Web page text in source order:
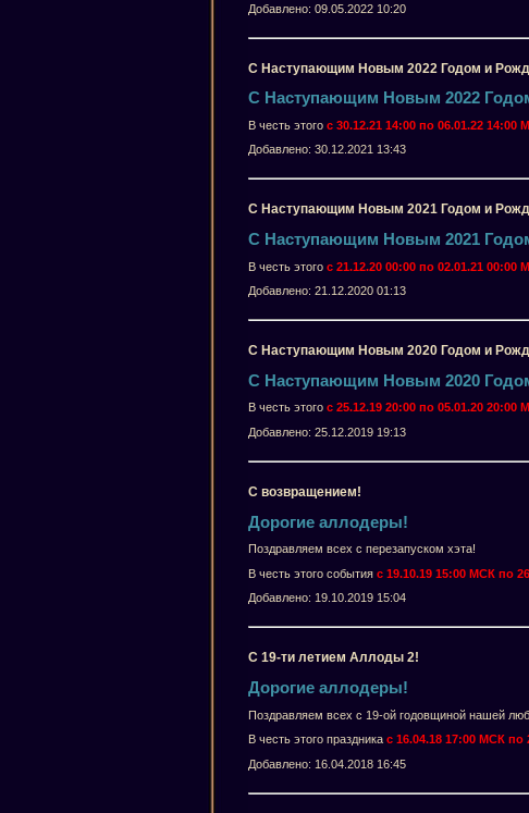
Добавлено: 09.05.2022 10:20
С Наступающим Новым 2022 Годом и
С Наступающим Новым 2022
В честь этого с 30.12.21 14:00 по 06.01.22 14:00
Добавлено: 30.12.2021 13:43
С Наступающим Новым 2021 Годом и
С Наступающим Новым 2021
В честь этого с 21.12.20 00:00 по 02.01.21 00:00
Добавлено: 21.12.2020 01:13
С Наступающим Новым 2020 Годом и
С Наступающим Новым 2020
В честь этого с 25.12.19 20:00 по 05.01.20 20:00
Добавлено: 25.12.2019 19:13
С возвращением!
Дорогие аллодеры!
Поздравляем всех с перезапуском хэта!
В честь этого события с 19.10.19 15:00 МСК по
Добавлено: 19.10.2019 15:04
С 19-ти летием Аллоды 2!
Дорогие аллодеры!
Поздравляем всех с 19-ой годовщиной нашей
В честь этого праздника с 16.04.18 17:00 МСК по
Добавлено: 16.04.2018 16:45